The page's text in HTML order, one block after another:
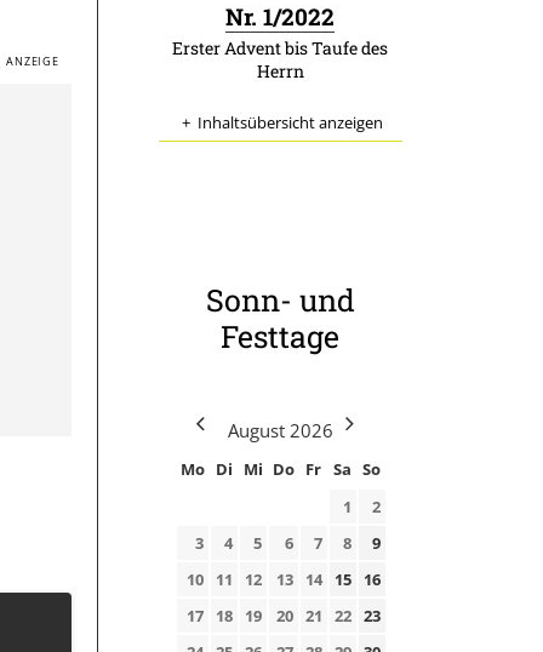
Nr. 1/2022
Erster Advent bis Taufe des
Herrn
Inhaltsübersicht anzeigen
Sonn- und
Festtage
August 2026
Mo Di Mi Do Fr Sa So
1
2
3
4 5 6 7 8
9
10
11 12 13 14 15
16
17
18 19 20 21 22 23